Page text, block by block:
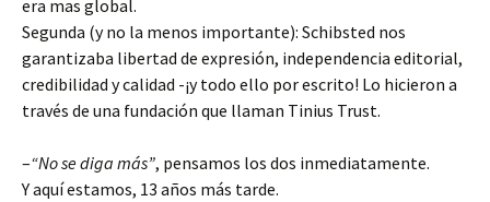
era mas global.
Segunda (y no la menos importante): Schibsted nos
garantizaba libertad de expresión, independencia editorial,
credibilidad y calidad -¡y todo ello por escrito! Lo hicieron a
través de una fundación que llaman Tinius Trust.
–“No se diga más”, pensamos los dos inmediatamente.
Y aquí estamos, 13 años más tarde.